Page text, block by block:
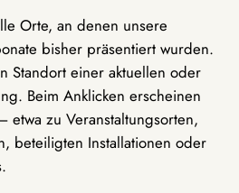
Orte, an denen unsere
bisher präsentiert wurden.
Standort einer aktuellen oder
Beim Anklicken erscheinen
etwa zu Veranstaltungsorten,
beteiligten Installationen oder